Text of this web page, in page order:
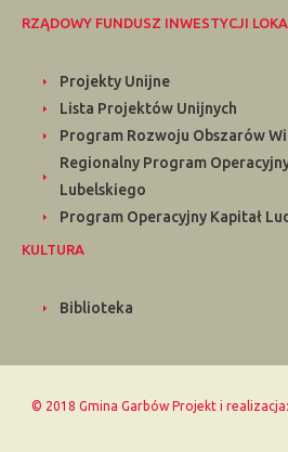
RZĄDOWY FUNDUSZ INWESTYCJI
Projekty Unijne
Lista Projektów Unijnych
Program Rozwoju Obszarów
Regionalny Program
Lubelskiego
Program Operacyjny Kapitał
KULTURA
Biblioteka
© 2018 Gmina Garbów Projekt i realizacja: